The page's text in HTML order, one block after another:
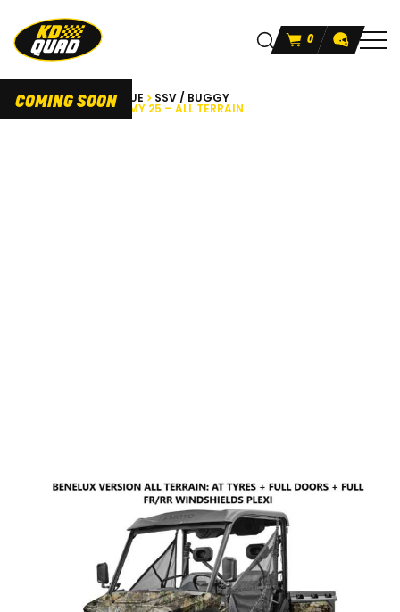
0
ACCUEIL CATALOGUE SSV / BUGGY
EV UFORCE 600 L7 MY 25 – ALL TERRAIN
COMING SOON